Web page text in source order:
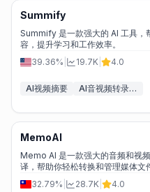
Summify
Summify 是一款强大的 AI 工具，
容，提升学习和工作效率。
39.36%
19.7K 4.0
AI视频摘要 AI音视频转录工具
MemoAI
Memo AI 是一款强大的音频和视
译，帮助你轻松转换和管理媒体文
32.79%
28.7K 4.0